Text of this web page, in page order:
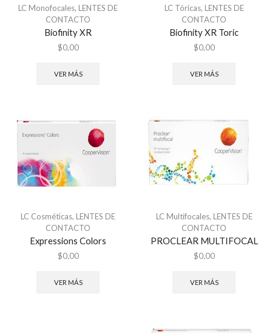
LC Monofocales, LENTES DE
CONTACTO
Biofinity XR
$0,00
VER MÁS
LC Tóricas, LENTES DE
CONTACTO
Biofinity XR Toric
$0,00
VER MÁS
LC Cosméticas, LENTES DE
CONTACTO
Expressions Colors
$0,00
VER MÁS
LC Multifocales, LENTES DE
CONTACTO
PROCLEAR MULTIFOCAL
$0,00
VER MÁS